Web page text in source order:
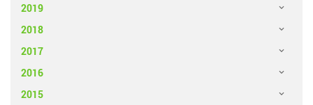
2019
2018
2017
2016
2015